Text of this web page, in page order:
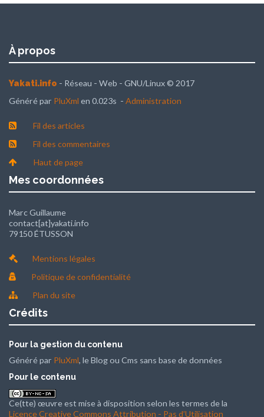
À propos
Yakati.info - Réseau - Web - GNU/Linux © 2017
Généré par PluXml en 0.023s - Administration
Fil des articles
Fil des commentaires
Haut de page
Mes coordonnées
Marc Guillaume
contact[at]yakati.info
79150 ÉTUSSON
Mentions légales
Politique de confidentialité
Plan du site
Crédits
Pour la gestion du contenu
Généré par PluXml, le Blog ou Cms sans base de données
Pour le contenu
Ce(tte) œuvre est mise à disposition selon les termes de la
Licence Creative Commons Attribution - Pas d’Utilisation